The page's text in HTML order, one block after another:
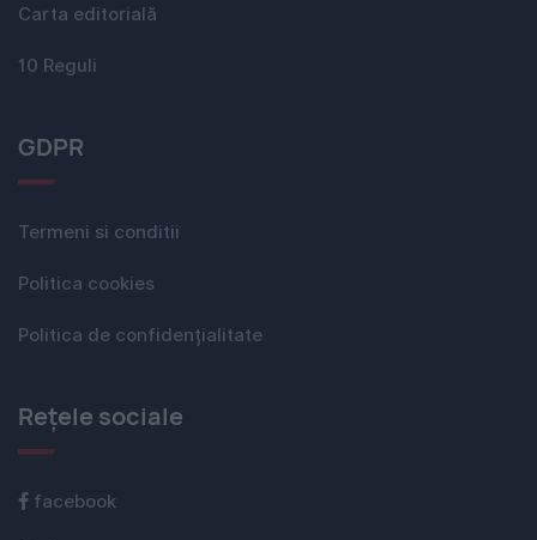
Carta editorială
10 Reguli
GDPR
Termeni si conditii
Politica cookies
Politica de confidențialitate
Rețele sociale
facebook